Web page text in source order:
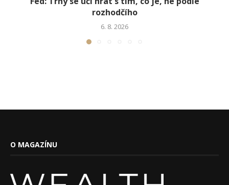
rozhodčího
6. 8. 2026
O MAGAZÍNU